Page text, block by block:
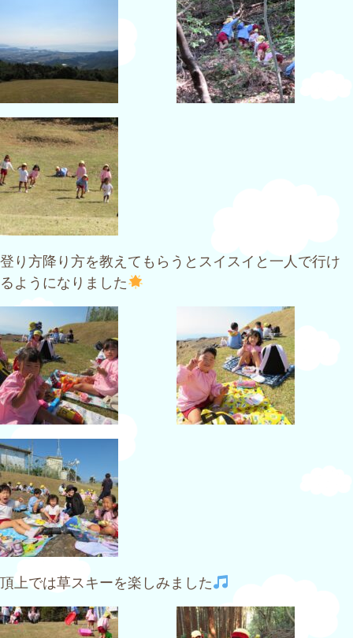
登り方降り方を教えてもらうとスイスイと一人で行け
るようになりました
頂上では草スキーを楽しみました